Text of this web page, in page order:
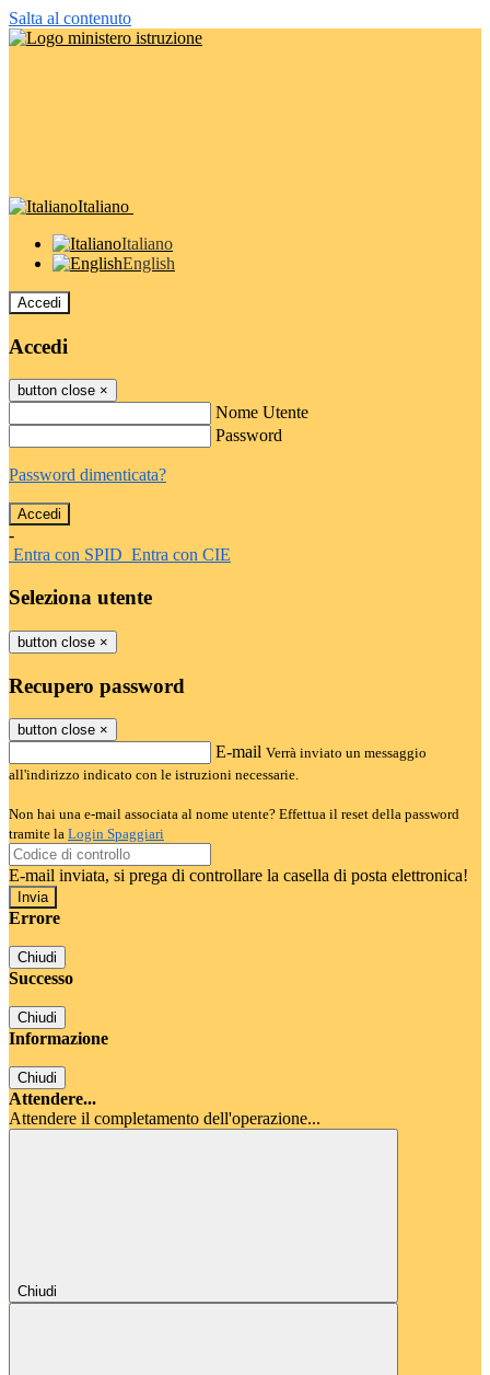
Salta al contenuto
Italiano
Italiano
English
Accedi
Accedi
button close ×
Nome Utente
Password
Password dimenticata?
-
Entra con SPID Entra con CIE
Seleziona utente
button close ×
Recupero password
button close ×
E-mail Verrà inviato un messaggio
all'indirizzo indicato con le istruzioni necessarie.
Non hai una e-mail associata al nome utente? Effettua il reset della password
tramite la Login Spaggiari
E-mail inviata, si prega di controllare la casella di posta elettronica!
Errore
Chiudi
Successo
Chiudi
Informazione
Chiudi
Attendere...
Attendere il completamento dell'operazione...
Chiudi